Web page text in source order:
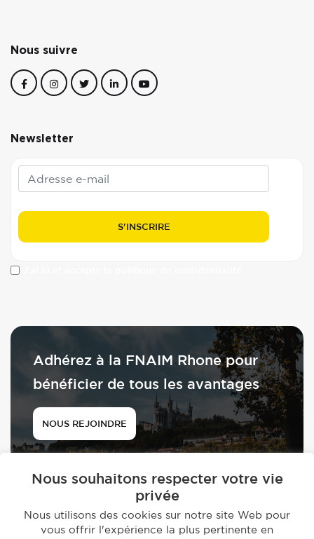
Nous suivre
Newsletter
Adhérez à la FNAIM Rhone pour
bénéficier de tous les avantages
NOUS REJOINDRE
Nous souhaitons respecter votre vie
privée
Nous utilisons des cookies sur notre site Web pour
vous offrir l'expérience la plus pertinente en